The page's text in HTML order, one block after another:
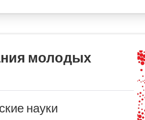
молодых
науки